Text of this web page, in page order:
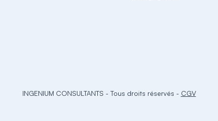
INGENIUM CONSULTANTS - Tous droits réservés - CGV